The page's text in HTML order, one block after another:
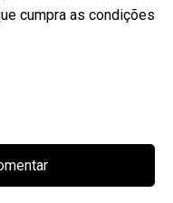
cumpra as condições